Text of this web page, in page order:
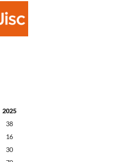
2025
38
16
30